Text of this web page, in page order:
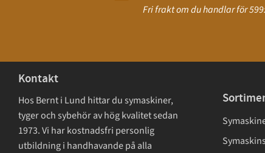
Fri frakt om du handlar för
Kontakt
Hos Bernt i Lund hittar du symaskiner,
tyger och sybehör av hög kvalitet sedan
1973. Vi har kostnadsfri personlig
utbildning i handhavande på alla